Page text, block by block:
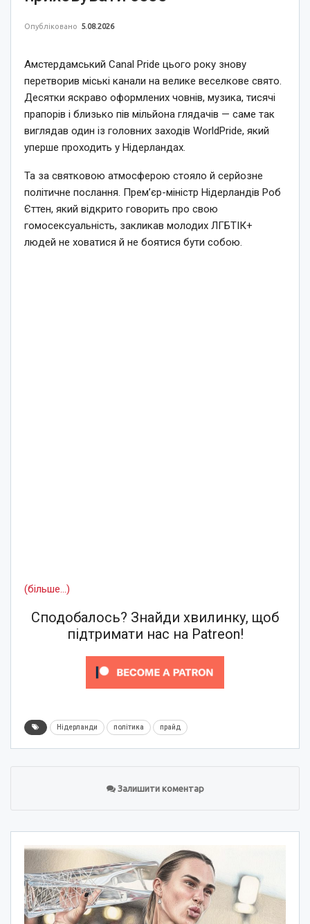
Опубліковано 5.08.2026
Амстердамський Canal Pride цього року знову
перетворив міські канали на велике веселкове свято.
Десятки яскраво оформлених човнів, музика, тисячі
прапорів і близько пів мільйона глядачів — саме так
виглядав один із головних заходів WorldPride, який
уперше проходить у Нідерландах.
Та за святковою атмосферою стояло й серйозне
політичне послання. Прем’єр-міністр Нідерландів Роб
Єттен, який відкрито говорить про свою
гомосексуальність, закликав молодих ЛГБТІК+
людей не ховатися й не боятися бути собою.
(більше…)
Сподобалось? Знайди хвилинку, щоб
підтримати нас на Patreon!
Нідерланди політика прайд
Залишити коментар